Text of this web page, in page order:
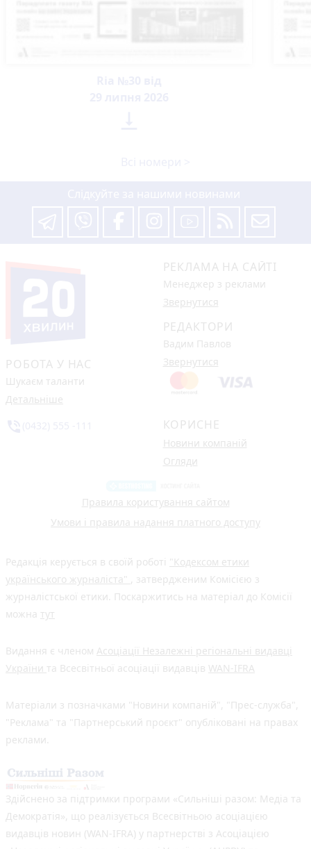
РОБОТА У НАС
Шукаєм таланти
Детальніше
РЕКЛАМА НА САЙТІ
Менеджер з реклами
Звернутися
РЕДАКТОРИ
Вадим Павлов
Звернутися
КОРИСНЕ
Новини компаній
Огляди
Правила користування сайтом
Умови і правила надання платного доступу
Редакція керується в своїй роботі "Кодексом етики
українського журналіста" , затвердженим Комісією з
журналістської етики. Поскаржитись на матеріал до Комісії
можна тут
Видання є членом Асоціації Незалежні регіональні видавці
України та Всесвітньої асоціації видавців WAN-IFRA
Матеріали з позначками "Новини компаній", "Прес-служба",
"Реклама" та "Партнерський проєкт" опубліковані на правах
реклами.
Здійснено за підтримки програми «Сильніші разом: Медіа та
Демократія», що реалізується Всесвітньою асоціацією
видавців новин (WAN-IFRA) у партнерстві з Асоціацією